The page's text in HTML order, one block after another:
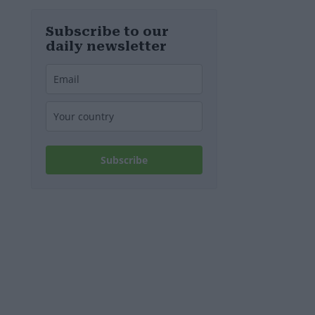
Subscribe to our
daily newsletter
Subscribe